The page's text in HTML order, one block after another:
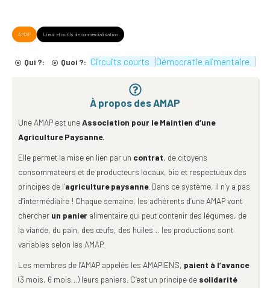
AMAP Lieux et outils de commercialisation
Qui ?: Quoi ?: Circuits courts Démocratie alimentaire
À propos des AMAP
Une AMAP est uneAssociation pour le Maintien d’une
Agriculture Paysanne.
Elle permet la mise en lien par un contrat, de citoyens
consommateurs et de producteurs locaux, bio et respectueux des
principes de l’agriculture paysanne. Dans ce système, il n’y a pas
d’intermédiaire ! Chaque semaine, les adhérents d’une AMAP vont
chercher un panier alimentaire qui peut contenir des légumes, de
la viande, du pain, des œufs, des huiles… les productions sont
variables selon les AMAP.
Les membres de l’AMAP appelés les AMAPIENS, paient à l’avance
(3 mois, 6 mois…) leurs paniers. C’est un principe de solidarité